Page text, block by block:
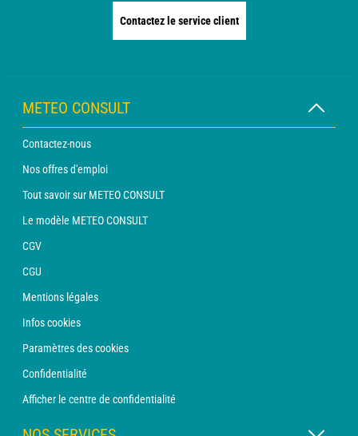
Contactez le service client
METEO CONSULT
Contactez-nous
Nos offres d'emploi
Tout savoir sur METEO CONSULT
Le modèle METEO CONSULT
CGV
CGU
Mentions légales
Infos cookies
Paramètres des cookies
Confidentialité
Afficher le centre de confidentialité